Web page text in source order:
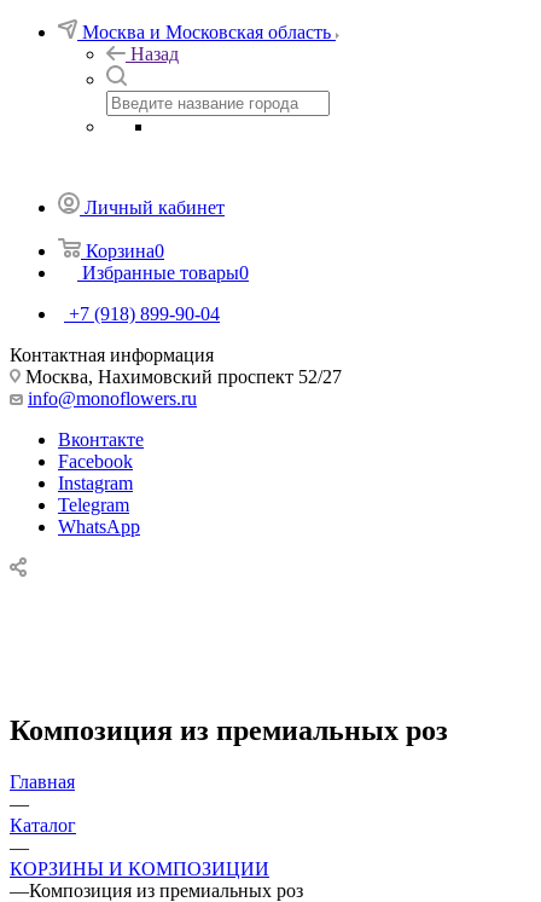
Москва и Московская область
Назад
Личный кабинет
Корзина0
Избранные товары0
+7 (918) 899-90-04
Контактная информация
Москва, Нахимовский проспект 52/27
info@monoflowers.ru
Вконтакте
Facebook
Instagram
Telegram
WhatsApp
Композиция из премиальных роз
Главная
—
Каталог
—
КОРЗИНЫ И КОМПОЗИЦИИ
—Композиция из премиальных роз